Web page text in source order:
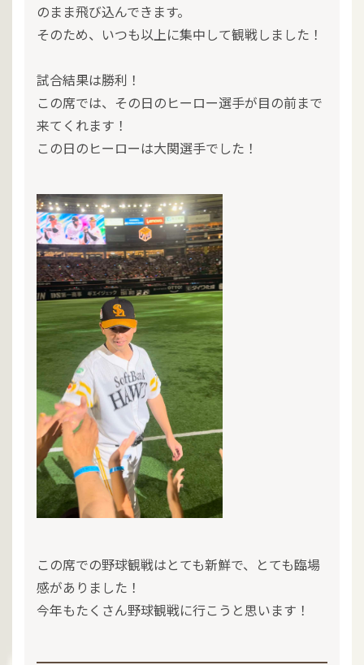
のまま飛び込んできます。
そのため、いつも以上に集中して観戦しました！
試合結果は勝利！
この席では、その日のヒーロー選手が目の前まで
来てくれます！
この日のヒーローは大関選手でした！
この席での野球観戦はとても新鮮で、とても臨場
感がありました！
今年もたくさん野球観戦に行こうと思います！